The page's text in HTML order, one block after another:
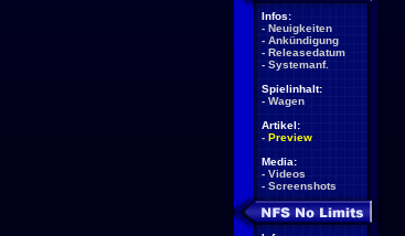
Infos:
- Neuigkeiten
- Ankündigung
- Releasedatum
- Systemanf.
Spielinhalt:
- Wagen
Artikel:
- Preview
Media:
- Videos
- Screenshots